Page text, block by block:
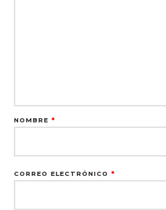
NOMBRE *
CORREO ELECTRÓNICO *